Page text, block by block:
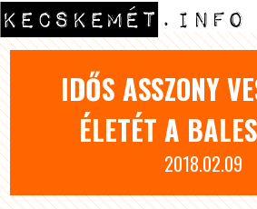
IDŐS ASSZONY
ÉLETÉT A
2018.02.09